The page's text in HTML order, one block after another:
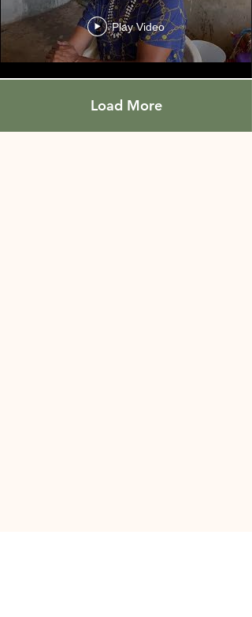
mensaje importante
Play Video
Load More